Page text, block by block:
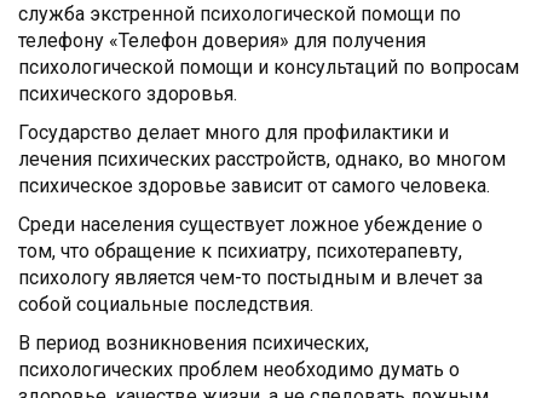
служба экстренной психологической помощи по
телефону «Телефон доверия» для получения
психологической помощи и консультаций по вопросам
психического здоровья.
Государство делает много для профилактики и
лечения психических расстройств, однако, во многом
психическое здоровье зависит от самого человека.
Среди населения существует ложное убеждение о
том, что обращение к психиатру, психотерапевту,
психологу является чем-то постыдным и влечет за
собой социальные последствия.
В период возникновения психических,
психологических проблем необходимо думать о